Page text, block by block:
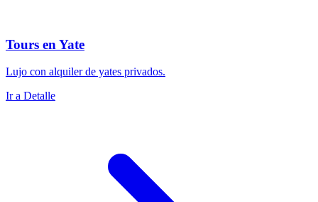
Tours en Yate
Lujo con alquiler de yates privados.
Ir a Detalle